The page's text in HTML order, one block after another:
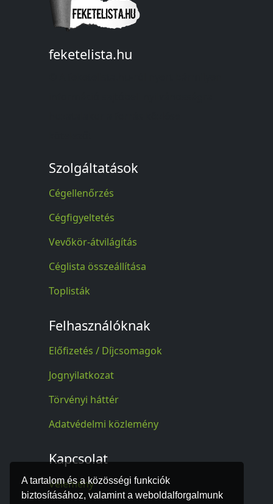
A tartalom és a közösségi funkciók
biztosításához, valamint a weboldalforgalmunk
feketelista.hu
Szolgáltatások
Cégellenőrzés
Cégfigyeltetés
Vevőkör-átvilágítás
Céglista összeállítása
Toplisták
Felhasználóknak
Előfizetés / Díjcsomagok
Jognyilatkozat
Törvényi háttér
Adatvédelmi közlemény
Kapcsolat
Vélemény